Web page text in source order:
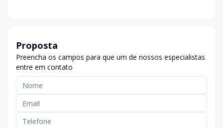
Proposta
Preencha os campos para que um de nossos especialistas
entre em contato